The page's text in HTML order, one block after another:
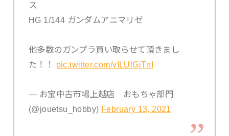
ス
HG 1/144 ガンダムアニマリゼ
他多数のガンプラ買い取らせて頂きまし
た！！ pic.twitter.com/vILUlGjTnI
— お宝中古市場上越店 おもちゃ部門
(@jouetsu_hobby) February 13, 2021